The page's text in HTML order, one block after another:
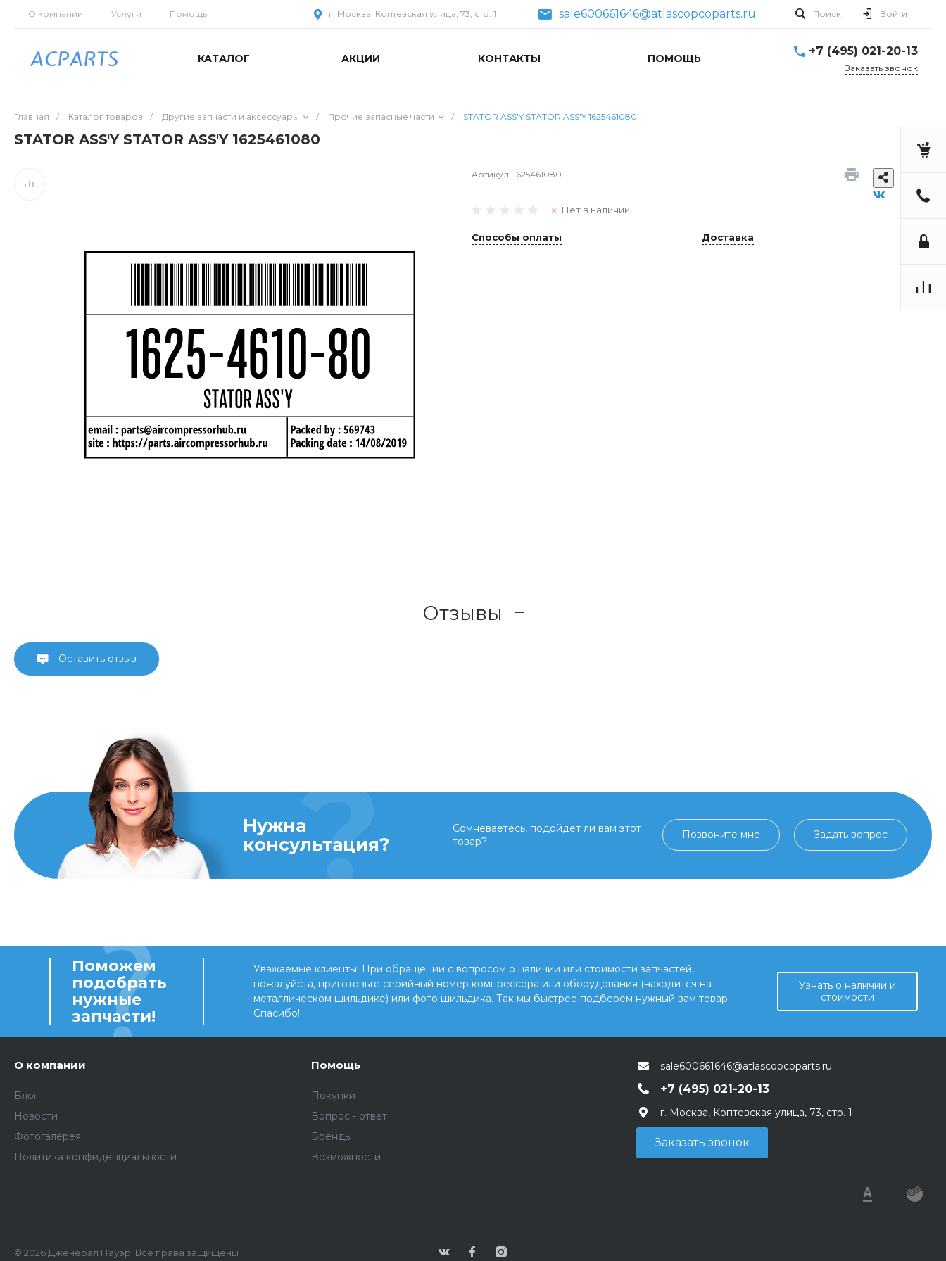
О компании Услуги Помощь г. Москва, Коптевская улица, 73, стр. 1 sale600661646@atlascopcoparts.ru Поиск Войти
КАТАЛОГ АКЦИИ КОНТАКТЫ ПОМОЩЬ
+7 (495) 021-20-13
Заказать звонок
Главная / Каталог товаров / Другие запчасти и аксессуары / Прочие запасные части / STATOR ASS'Y STATOR ASS'Y 1625461080
STATOR ASS'Y STATOR ASS'Y 1625461080
Артикул: 1625461080
Нет в наличии
Способы оплаты Доставка
Отзывы
Оставить отзыв
Нужна
консультация?
Сомневаетесь, подойдет ли вам этот
товар?
Позвоните мне Задать вопрос
Поможем
подобрать
нужные
запчасти!
Уважаемые клиенты! При обращении с вопросом о наличии или стоимости запчастей,
пожалуйста, приготовьте серийный номер компрессора или оборудования (находится на
металлическом шильдике) или фото шильдика. Так мы быстрее подберем нужный вам товар.
Спасибо!
Узнать о наличии и
стоимости
О компании
Блог
Новости
Фотогалерея
Политика конфиденциальности
Помощь
Покупки
Вопрос - ответ
Бренды
Возможности
sale600661646@atlascopcoparts.ru
+7 (495) 021-20-13
г. Москва, Коптевская улица, 73, стр. 1
Заказать звонок
© 2026 Дженерал Пауэр, Все права защищены